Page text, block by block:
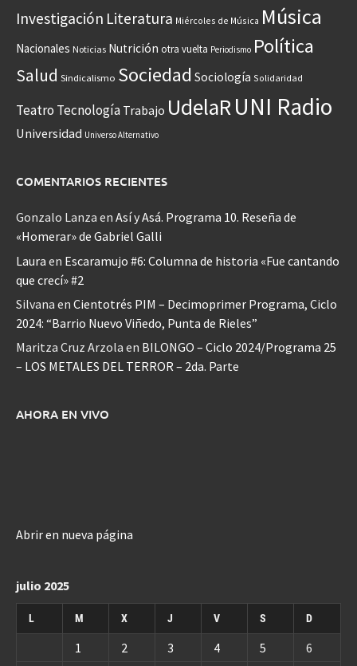
Investigación Literatura Miércoles de Música Música
Nacionales Noticias Nutrición otra vuelta Periodismo Política
Salud Sindicalismo Sociedad Sociología Solidaridad
Teatro Tecnología Trabajo UdelaRUNI Radio
Universidad Universo Alternativo
COMENTARIOS RECIENTES
Gonzalo Lanza en Así y Asá. Programa 10. Reseña de
«Homerar» de Gabriel Galli
Laura en Escaramujo #6: Columna de historia «Fue cantando
que crecí» #2
Silvana en Cientotrés PIM – Decimoprimer Programa, Ciclo
2024: “Barrio Nuevo Viñedo, Punta de Rieles”
Maritza Cruz Arzola en BILONGO – Ciclo 2024/Programa 25
– LOS METALES DEL TERROR – 2da. Parte
AHORA EN VIVO
Abrir en nueva página
julio 2025
L M X J V S D
1 2 3 4 5 6